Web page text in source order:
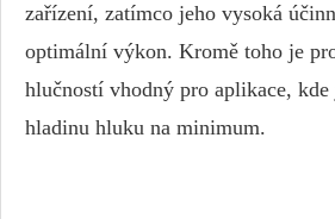
zařízení, zatímco jeho vysoká
optimální výkon. Kromě toho je
hlučností vhodný pro aplikace,
hladinu hluku na minimum.